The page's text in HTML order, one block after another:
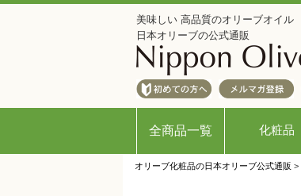
美味しい 高品質のオリーブオイル
日本オリーブの公式通販
全商品一覧 化粧品
オリーブ化粧品の日本オリーブ公式通販 >